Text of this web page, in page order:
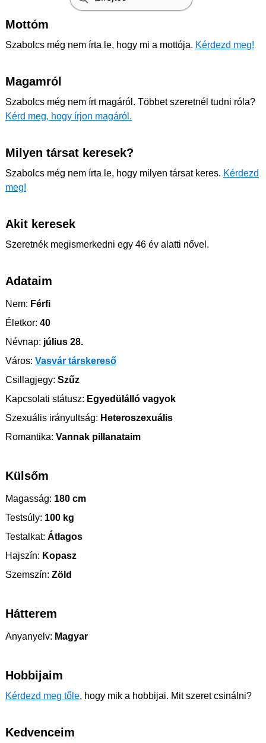
Mottóm
Szabolcs még nem írta le, hogy mi a mottója. Kérdezd meg!
Magamról
Szabolcs még nem írt magáról. Többet szeretnél tudni róla?
Kérd meg, hogy írjon magáról.
Milyen társat keresek?
Szabolcs még nem írta le, hogy milyen társat keres. Kérdezd
meg!
Akit keresek
Szeretnék megismerkedni egy 46 év alatti nővel.
Adataim
Nem: Férfi
Életkor: 40
Névnap: július 28.
Város: Vasvár társkereső
Csillagjegy: Szűz
Kapcsolati státusz: Egyedülálló vagyok
Szexuális irányultság: Heteroszexuális
Romantika: Vannak pillanataim
Külsőm
Magasság: 180 cm
Testsúly: 100 kg
Testalkat: Átlagos
Hajszín: Kopasz
Szemszín: Zöld
Hátterem
Anyanyelv: Magyar
Hobbijaim
Kérdezd meg tőle, hogy mik a hobbijai. Mit szeret csinálni?
Kedvenceim